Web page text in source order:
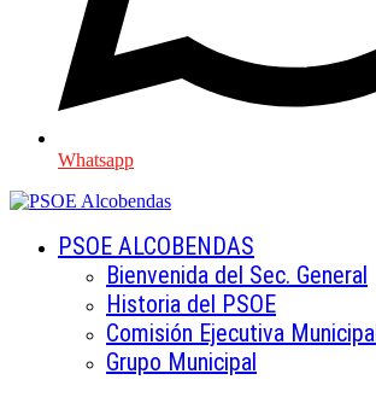
Whatsapp
PSOE ALCOBENDAS
Bienvenida del Sec. General
Historia del PSOE
Comisión Ejecutiva Municipal
Grupo Municipal